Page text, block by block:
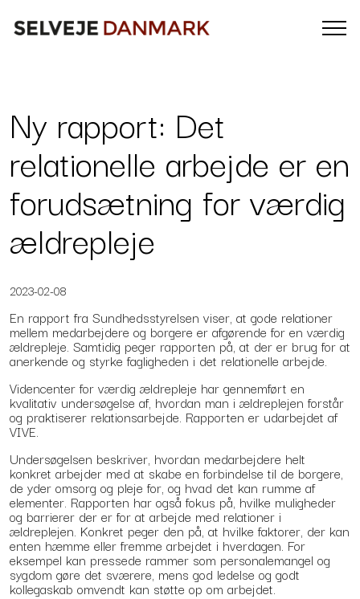
Ny rapport: Det
relationelle arbejde er en
forudsætning for værdig
ældrepleje
2023-02-08
En rapport fra Sundhedsstyrelsen viser, at gode relationer
mellem medarbejdere og borgere er afgørende for en værdig
ældrepleje. Samtidig peger rapporten på, at der er brug for at
anerkende og styrke fagligheden i det relationelle arbejde.
Videncenter for værdig ældrepleje har gennemført en
kvalitativ undersøgelse af, hvordan man i ældreplejen forstår
og praktiserer relationsarbejde. Rapporten er udarbejdet af
VIVE.
Undersøgelsen beskriver, hvordan medarbejdere helt
konkret arbejder med at skabe en forbindelse til de borgere,
de yder omsorg og pleje for, og hvad det kan rumme af
elementer. Rapporten har også fokus på, hvilke muligheder
og barrierer der er for at arbejde med relationer i
ældreplejen. Konkret peger den på, at hvilke faktorer, der kan
enten hæmme eller fremme arbejdet i hverdagen. For
eksempel kan pressede rammer som personalemangel og
sygdom gøre det sværere, mens god ledelse og godt
kollegaskab omvendt kan støtte op om arbejdet.